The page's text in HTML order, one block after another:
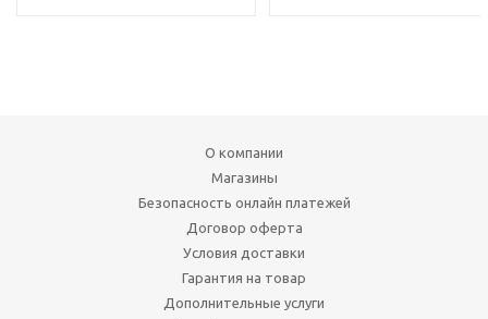
О компании
Магазины
Безопасность онлайн платежей
Договор оферта
Условия доставки
Гарантия на товар
Дополнительные услуги